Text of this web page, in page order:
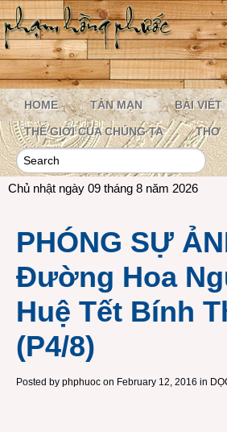
HOME TẢN MẠN BÀI VIẾT
THẾ GIỚI CỦA CHÚNG TA THƠ
Chủ nhật ngày 09 tháng 8 năm 2026
PHÓNG SỰ
Đường Hoa
Huệ Tết Bính
(P4/8)
Posted by phphuoc on February 12, 2016 in